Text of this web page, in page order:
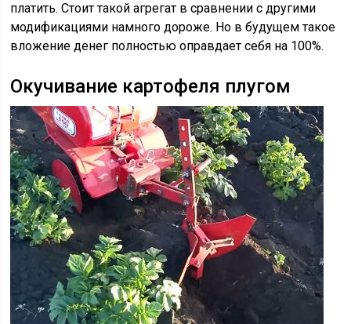
платить. Стоит такой агрегат в сравнении с другими
модификациями намного дороже. Но в будущем такое
вложение денег полностью оправдает себя на 100%.
Окучивание картофеля плугом